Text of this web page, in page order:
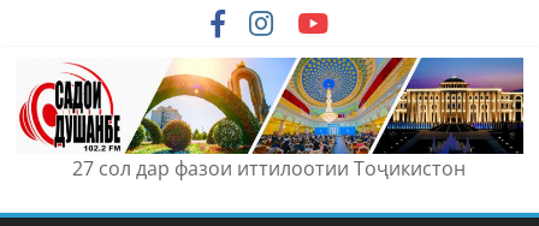
content
27 сол дар фазои иттилоотии Тоҷикистон